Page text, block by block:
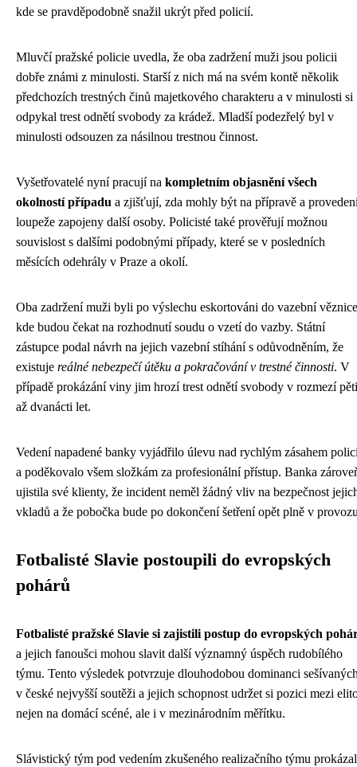
kde se pravděpodobně snažil ukrýt před policií.
Mluvčí pražské policie uvedla, že oba zadržení muži jsou policii
dobře známi z minulosti. Starší z nich má na svém kontě několik
předchozích trestných činů majetkového charakteru a v minulosti si
odpykal trest odnětí svobody za krádež. Mladší podezřelý byl v
minulosti odsouzen za násilnou trestnou činnost.
Vyšetřovatelé nyní pracují na kompletním objasnění všech
okolností případu a zjišťují, zda mohly být na přípravě a
loupeže zapojeny další osoby. Policisté také prověřují možnou
souvislost s dalšími podobnými případy, které se v posledních
měsících odehrály v Praze a okolí.
Oba zadržení muži byli po výslechu eskortováni do vazební
kde budou čekat na rozhodnutí soudu o vzetí do vazby. Státní
zástupce podal návrh na jejich vazební stíhání s odůvodněním, že
existuje reálné nebezpečí útěku a pokračování v trestné činnosti. V
případě prokázání viny jim hrozí trest odnětí svobody v rozmezí pěti
až dvanácti let.
Vedení napadené banky vyjádřilo úlevu nad rychlým zásahem
a poděkovalo všem složkám za profesionální přístup. Banka
ujistila své klienty, že incident neměl žádný vliv na bezpečnost
vkladů a že pobočka bude po dokončení šetření opět plně v
Fotbalisté Slavie postoupili do evropských
pohárů
Fotbalisté pražské Slavie si zajistili postup do evropských
a jejich fanoušci mohou slavit další významný úspěch rudobílého
týmu. Tento výsledek potvrzuje dlouhodobou dominanci
v české nejvyšší soutěži a jejich schopnost udržet si pozici mezi
nejen na domácí scéné, ale i v mezinárodním měřítku.
Slávistický tým pod vedením zkušeného realizačního týmu prokázal